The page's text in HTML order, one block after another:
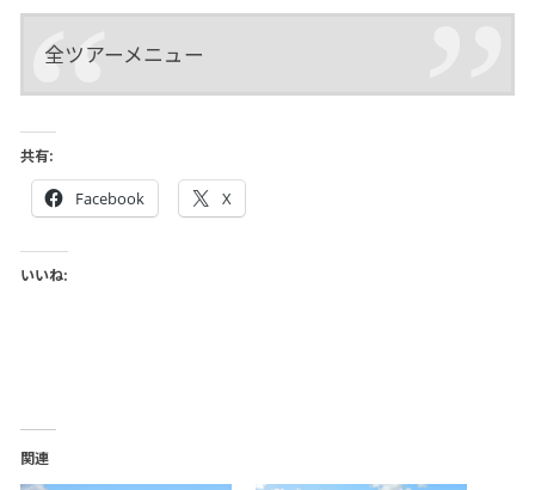
全ツアーメニュー
共有:
Facebook X
いいね:
関連